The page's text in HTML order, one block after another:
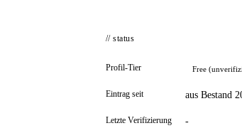
// status
Profil-Tier Free
Eintrag seit aus Bestand
Letzte Verifizierung -